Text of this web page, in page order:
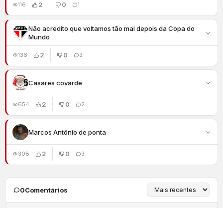
116 2 0 1
Não acredito que voltamos tão mal depois da Copa do
Mundo
136 2 0 3
Casares covarde
654 2 0 2
Marcos Antônio de ponta
308 2 0 3
0Comentários